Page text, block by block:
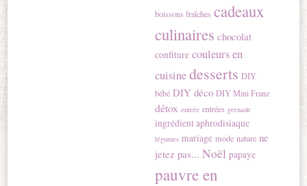
boissons fraîches cadeaux
culinaires chocolat
confiture couleurs en
cuisinedesserts DIY
bébé DIY déco DIY Mini Franz
détox entrée entrées grenade
ingrédient aphrodisiaque
légumes mariage mode nature ne
jetez pas... Noël papaye
pauvre en